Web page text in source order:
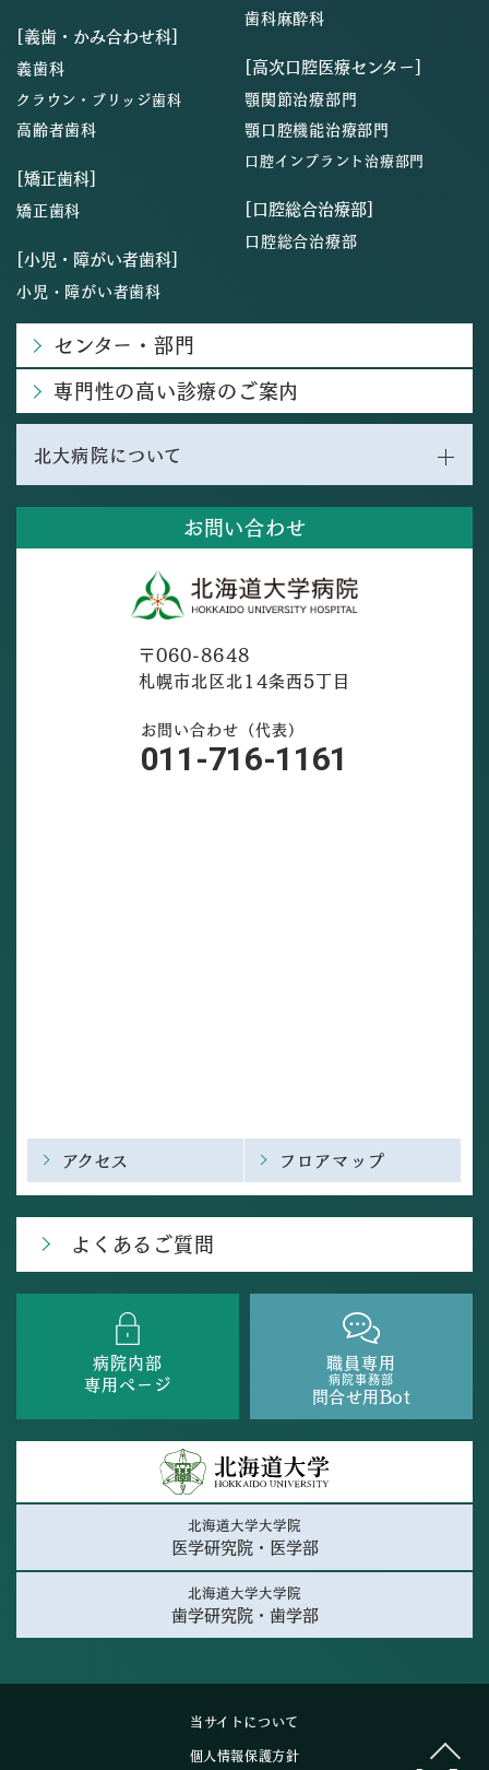
お問い合わせ
〒060-8648
札幌市北区北14条西5丁目
お問い合わせ（代表）
011-716-1161
アクセス フロアマップ
よくあるご質問
病院内部
専用ページ
職員専用
病院事務部
問合せ用Bot
北海道大学大学院
医学研究院・医学部
北海道大学大学院
歯学研究院・歯学部
[義歯・かみ合わせ科]
義歯科
クラウン・ブリッジ歯科
高齢者歯科
[矯正歯科]
矯正歯科
[小児・障がい者歯科]
小児・障がい者歯科
歯科麻酔科
[高次口腔医療センター]
顎関節治療部門
顎口腔機能治療部門
口腔インプラント治療部門
[口腔総合治療部]
口腔総合治療部
センター・部門
専門性の高い診療のご案内
北大病院について
当サイトについて
個人情報保護方針